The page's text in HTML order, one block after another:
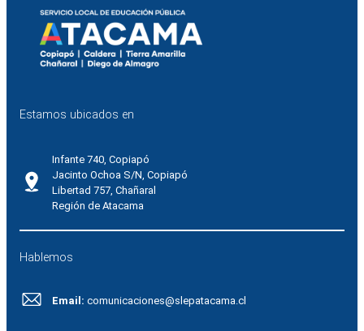
Estamos ubicados en
Infante 740, Copiapó
Jacinto Ochoa S/N, Copiapó
Libertad 757, Chañaral
Región de Atacama
Hablemos
Email: comunicaciones@slepatacama.cl